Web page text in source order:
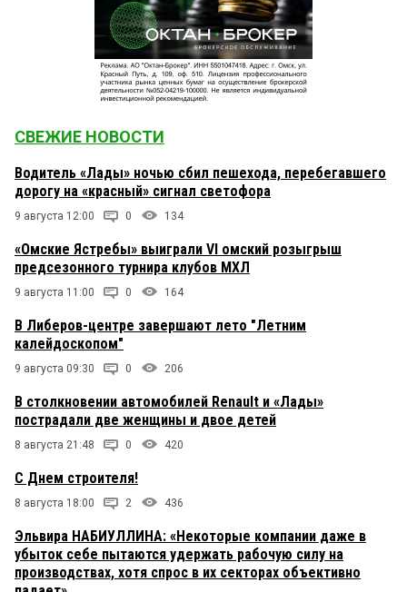
СВЕЖИЕ НОВОСТИ
Водитель «Лады» ночью сбил пешехода, перебегавшего
дорогу на «красный» сигнал светофора
9 августа 12:00 0 134
«Омские Ястребы» выиграли VI омский розыгрыш
предсезонного турнира клубов МХЛ
9 августа 11:00 0 164
В Либеров-центре завершают лето "Летним
калейдоскопом"
9 августа 09:30 0 206
В столкновении автомобилей Renault и «Лады»
пострадали две женщины и двое детей
8 августа 21:48 0 420
С Днем строителя!
8 августа 18:00 2 436
Эльвира НАБИУЛЛИНА: «Некоторые компании даже в
убыток себе пытаются удержать рабочую силу на
производствах, хотя спрос в их секторах объективно